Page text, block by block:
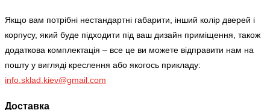
Якщо вам потрібні нестандартні габарити, інший колір дверей і
корпусу, який буде підходити під ваш дизайн приміщення, також
додаткова комплектація – все це ви можете відправити нам на
пошту у вигляді креслення або якогось прикладу:
info.sklad.kiev@gmail.com
Доставка